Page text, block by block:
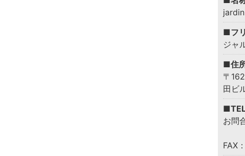
■フ
ジャ
■住
〒
田ビ
お問
FAX